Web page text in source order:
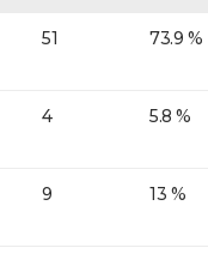
51 73.9 %
4 5.8 %
9 13 %